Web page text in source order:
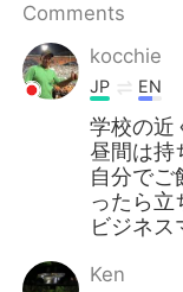
Русский
Indonesia
Türkçe
Português
Comments
kocchie
JP EN
学校の近
昼間は持
自分でご
ったら立
ビジネ
Ken